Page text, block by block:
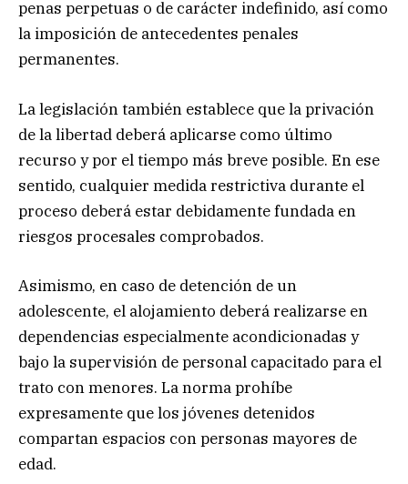
penas perpetuas o de carácter indefinido, así como
la imposición de antecedentes penales
permanentes.
La legislación también establece que la privación
de la libertad deberá aplicarse como último
recurso y por el tiempo más breve posible. En ese
sentido, cualquier medida restrictiva durante el
proceso deberá estar debidamente fundada en
riesgos procesales comprobados.
Asimismo, en caso de detención de un
adolescente, el alojamiento deberá realizarse en
dependencias especialmente acondicionadas y
bajo la supervisión de personal capacitado para el
trato con menores. La norma prohíbe
expresamente que los jóvenes detenidos
compartan espacios con personas mayores de
edad.